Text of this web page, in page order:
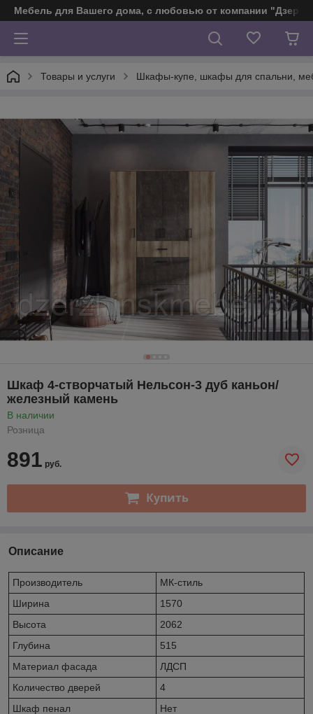
Мебель для Вашего дома, с любовью от компании
Товары и услуги Шкафы-купе, шкафы для спальни,
Шкаф 4-створчатый Нельсон-3 дуб каньон/
железный камень
В наличии
Розница
891 руб.
Купить
Описание
Производитель
МК-стиль
Ширина
1570
Высота
2062
Глубина
515
Материал фасада
ЛДСП
Количество дверей
4
Шкаф пенал
Нет